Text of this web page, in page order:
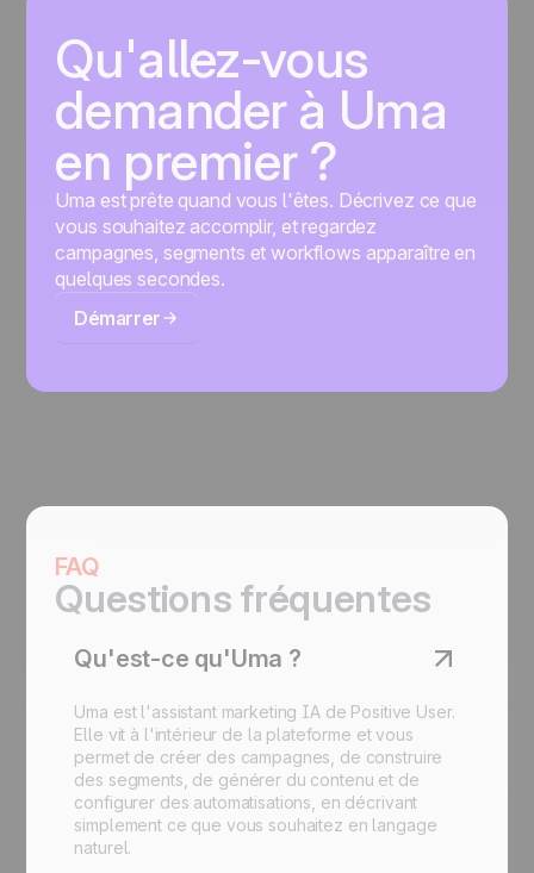
Qu'allez-vous
demander à Uma
en premier ?
Uma est prête quand vous l'êtes. Décrivez ce que
vous souhaitez accomplir, et regardez
campagnes, segments et workflows apparaître en
quelques secondes.
Démarrer
FAQ
Questions fréquentes
Qu'est-ce qu'Uma ?
Uma est l'assistant marketing IA de Positive User.
Elle vit à l'intérieur de la plateforme et vous
permet de créer des campagnes, de construire
des segments, de générer du contenu et de
configurer des automatisations, en décrivant
simplement ce que vous souhaitez en langage
naturel.